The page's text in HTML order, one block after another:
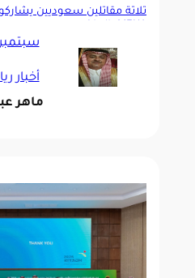
سبتمبر 5,
أخبار
ماهر